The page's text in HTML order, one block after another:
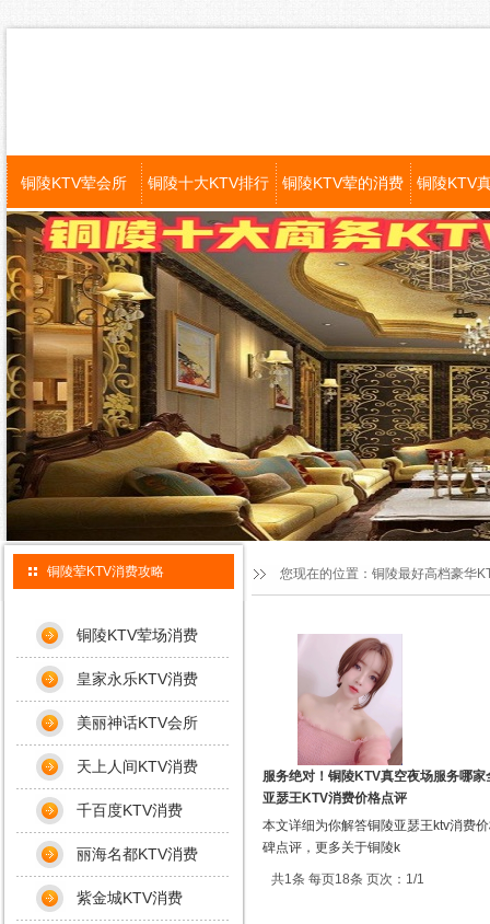
铜陵KTV荤会所 铜陵十大KTV排行 铜陵KTV荤的消费 铜陵KTV
服务绝对！铜陵KTV真空夜场服务哪家
亚瑟王KTV消费价格点评
本文详细为你解答铜陵亚瑟王ktv消费
碑点评，更多关于铜陵k
共1条 每页18条 页次：1/1
您现在的位置： 铜陵最好高档豪华
铜陵荤KTV消费攻略
铜陵KTV荤场消费
皇家永乐KTV消费
美丽神话KTV会所
天上人间KTV消费
千百度KTV消费
丽海名都KTV消费
紫金城KTV消费